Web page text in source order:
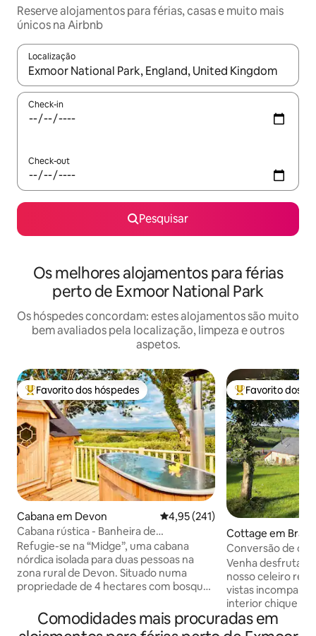
Reserve alojamentos para férias, casas e muito mais
únicos na Airbnb
Localização
Quando os resultados estiverem disponíveis, navegue com
Check-in
Check-out
Pesquisar
Os melhores alojamentos para férias
perto de Exmoor National Park
Os hóspedes concordam: estes alojamentos são muito
bem avaliados pela localização, limpeza e outros
aspetos.
Favoritos dos hóspedes mais apreciados
Favorito dos hóspedes
Cabana em Devon Classificação média de 4,95 em
4,95 (241)
Cabana rústica - Banheira de
hidromassagem e vistas para Exmoor
Refugie-se na “Midge”, uma cabana
nórdica isolada para duas pessoas na
zona rural de Devon. Situado numa
propriedade de 4 hectares com bosques
de uma banheira de hidromassagem a
lenha sob as estrelas, um fogão a lenha
Favoritos dos
Favorito dos
Cottage em
Conversão de
aconchegante
deslumbrantes.
Venha desfrutar
nosso celeiro
vistas
interior chique e
em privado
funcionamento,
Comodidades mais procuradas em